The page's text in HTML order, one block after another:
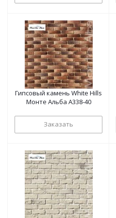
Гипсовый камень White Hills
Монте Альба А338-40
Заказать